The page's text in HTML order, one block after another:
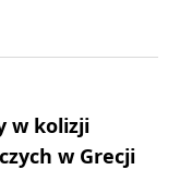
w kolizji
w Grecji